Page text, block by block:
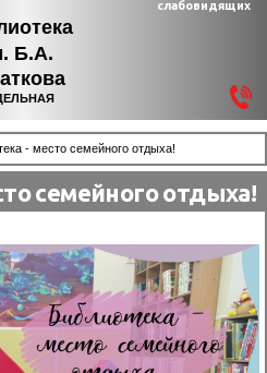
Б.А.
слабовидящих
- место семейного отдыха!
семейного отдыха!